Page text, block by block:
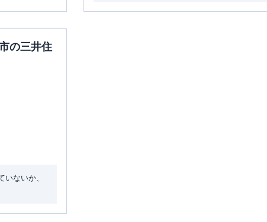
の三井住
ないか、